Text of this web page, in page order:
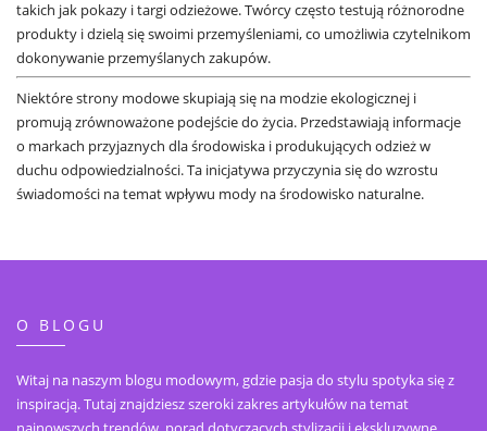
takich jak pokazy i targi odzieżowe. Twórcy często testują różnorodne
produkty i dzielą się swoimi przemyśleniami, co umożliwia czytelnikom
dokonywanie przemyślanych zakupów.
Niektóre strony modowe skupiają się na modzie ekologicznej i
promują zrównoważone podejście do życia. Przedstawiają informacje
o markach przyjaznych dla środowiska i produkujących odzież w
duchu odpowiedzialności. Ta inicjatywa przyczynia się do wzrostu
świadomości na temat wpływu mody na środowisko naturalne.
O BLOGU
Witaj na naszym blogu modowym, gdzie pasja do stylu spotyka się z
inspiracją. Tutaj znajdziesz szeroki zakres artykułów na temat